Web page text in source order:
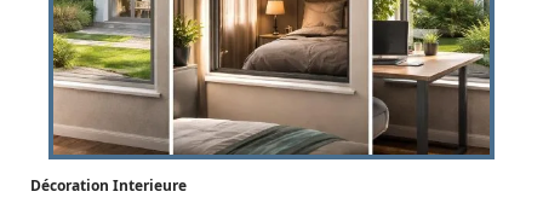
Décoration Interieure